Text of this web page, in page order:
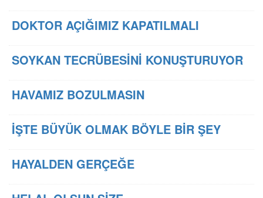
DOKTOR AÇIĞIMIZ KAPATILMALI
SOYKAN TECRÜBESİNİ KONUŞTURUYOR
HAVAMIZ BOZULMASIN
İŞTE BÜYÜK OLMAK BÖYLE BİR ŞEY
HAYALDEN GERÇEĞE